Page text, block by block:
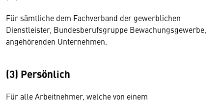
Für sämtliche dem Fachverband der gewerblichen
Dienstleister, Bundesberufsgruppe Bewachungsgewerbe,
angehörenden Unternehmen.
(3) Persönlich
Für alle Arbeitnehmer, welche von einem